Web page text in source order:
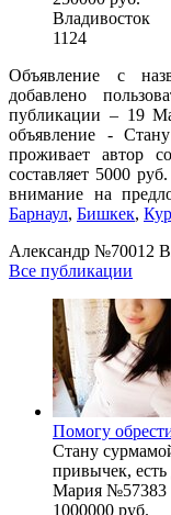
Владивосток
1124
Объявление с
добавлено
публикации – 19
объявление -
проживает автор
составляет 5000
внимание на
Барнаул, Бишкек,
Александр №70012
Все публикации
Помогу
Стану
привычек,
Мария №57383
1000000 руб.